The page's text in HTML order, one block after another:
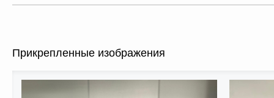
Прикрепленные изображения